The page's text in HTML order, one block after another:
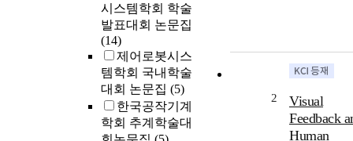
시스템학회 학술
발표대회 논문집
(14)
제어로봇시스
템학회 국내학술
대회 논문집 (5)
한국공작기계
학회 추계학술대
2
Visual
Feedback
Human